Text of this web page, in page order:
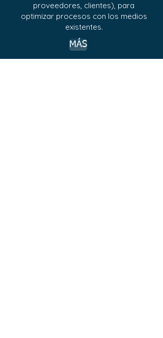
proveedores, clientes), para
optimizar procesos con los medios
existentes.
MÁS